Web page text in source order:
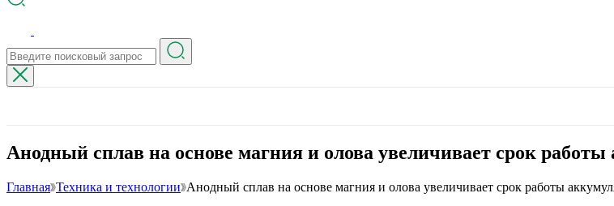
Анодный сплав на основе магния и олова увеличивает срок работы
Главная Техника и технологии Анодный сплав на основе магния и олова увеличивает срок работы